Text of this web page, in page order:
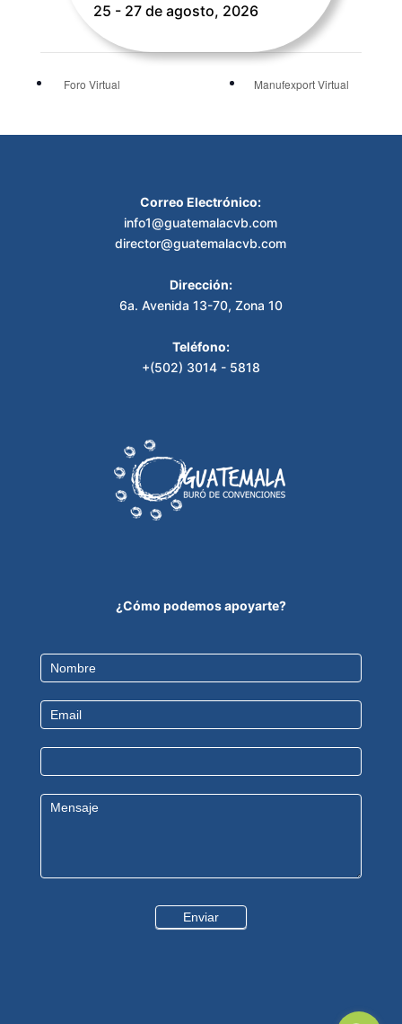
25 - 27 de agosto, 2026
Foro Virtual Manufexport Virtual
Correo Electrónico:
info1@guatemalacvb.com
director@guatemalacvb.com
Dirección:
6a. Avenida 13-70, Zona 10
Teléfono:
+(502) 3014 - 5818
¿Cómo podemos apoyarte?
Contact
Us
Enviar